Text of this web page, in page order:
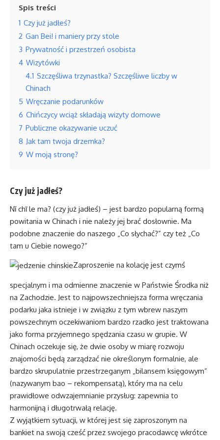
Spis treści
1 Czy już jadłeś?
2 Gan Bei! i maniery przy stole
3 Prywatność i przestrzeń osobista
4 Wizytówki
4.1 Szczęśliwa trzynastka? Szczęśliwe liczby w
Chinach
5 Wręczanie podarunków
6 Chińczycy wciąż składają wizyty domowe
7 Publiczne okazywanie uczuć
8 Jak tam twoja drzemka?
9 W moją stronę?
Czy już jadłeś?
Nǐ chī le ma? (czy już jadłeś) – jest bardzo popularną formą
powitania w Chinach i nie należy jej brać dosłownie. Ma
podobne znaczenie do naszego „Co słychać?” czy też „Co
tam u Ciebie nowego?”
Zaproszenie na kolację jest czymś
specjalnym i ma odmienne znaczenie w Państwie Środka niż
na Zachodzie. Jest to najpowszechniejsza forma wręczania
podarku jaka istnieje i w związku z tym wbrew naszym
powszechnym oczekiwaniom bardzo rzadko jest traktowana
jako forma przyjemnego spędzania czasu w grupie. W
Chinach oczekuje się, że dwie osoby w miarę rozwoju
znajomości będą zarządzać nie określonym formalnie, ale
bardzo skrupulatnie przestrzeganym „bilansem księgowym”
(nazywanym bao – rekompensatą), który ma na celu
prawidłowe odwzajemnianie przysług: zapewnia to
harmonijną i długotrwałą relację.
Z wyjątkiem sytuacji, w której jest się zaproszonym na
bankiet na swoją cześć przez swojego pracodawcę wkrótce